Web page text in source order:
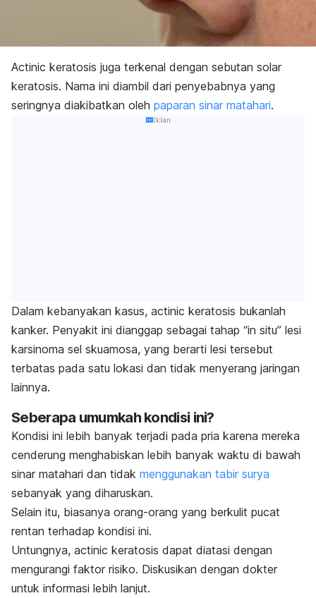
Actinic keratosis juga terkenal dengan sebutan solar
keratosis. Nama ini diambil dari penyebabnya yang
seringnya diakibatkan oleh paparan sinar matahari.
Iklan
Dalam kebanyakan kasus, actinic keratosis bukanlah
kanker. Penyakit ini dianggap sebagai tahap “in situ” lesi
karsinoma sel skuamosa, yang berarti lesi tersebut
terbatas pada satu lokasi dan tidak menyerang jaringan
lainnya.
Seberapa umumkah kondisi ini?
Kondisi ini lebih banyak terjadi pada pria karena mereka
cenderung menghabiskan lebih banyak waktu di bawah
sinar matahari dan tidak menggunakan tabir surya
sebanyak yang diharuskan.
Selain itu, biasanya orang-orang yang berkulit pucat
rentan terhadap kondisi ini.
Untungnya, actinic keratosis dapat diatasi dengan
mengurangi faktor risiko. Diskusikan dengan dokter
untuk informasi lebih lanjut.